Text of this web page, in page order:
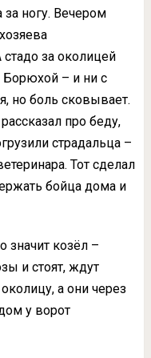
за ногу. Вечером
за околицей
– и ни с
но боль сковывает.
про беду,
страдальца –
Тот сделал
бойца дома и
значит козёл –
и стоят, ждут
а они через
у ворот